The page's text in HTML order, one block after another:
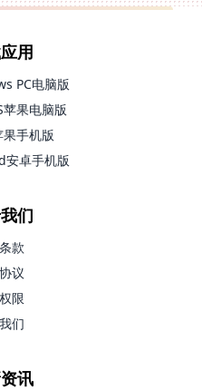
用
PC电脑版
果电脑版
手机版
卓手机版
们
款
议
限
们
讯